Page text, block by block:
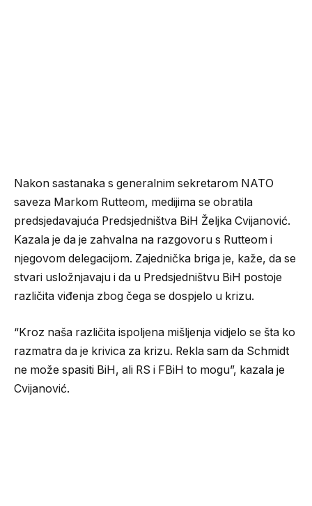
Nakon sastanaka s generalnim sekretarom NATO
saveza Markom Rutteom, medijima se obratila
predsjedavajuća Predsjedništva BiH Željka Cvijanović.
Kazala je da je zahvalna na razgovoru s Rutteom i
njegovom delegacijom. Zajednička briga je, kaže, da se
stvari usložnjavaju i da u Predsjedništvu BiH postoje
različita viđenja zbog čega se dospjelo u krizu.
“Kroz naša različita ispoljena mišljenja vidjelo se šta ko
razmatra da je krivica za krizu. Rekla sam da Schmidt
ne može spasiti BiH, ali RS i FBiH to mogu”, kazala je
Cvijanović.